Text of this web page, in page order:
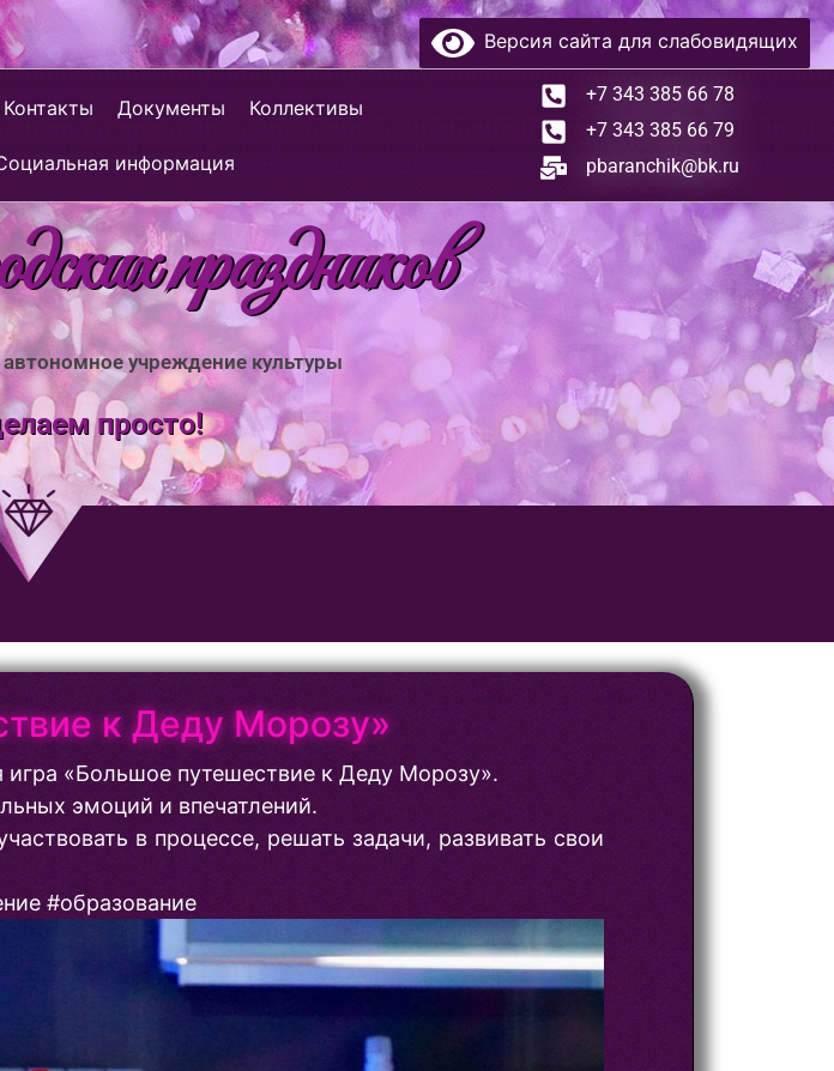
Версия сайта для слабовидящих
Контакты Документы Коллективы
информация
+7 343 385 66 78
+7 343 385 66 79
pbaranchik@bk.ru
праздников
учреждение культуры
просто!
к Деду Морозу»
«Большое путешествие к Деду Морозу».
эмоций и впечатлений.
в процессе, решать задачи, развивать свои
#образование